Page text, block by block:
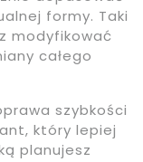
formy. Taki
modyfikować
całego
szybkości
który lepiej
planujesz